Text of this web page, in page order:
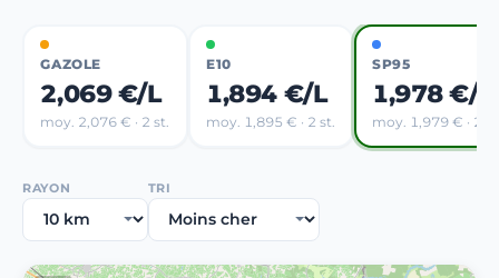
GAZOLE
2,069 €/L
moy. 2,076 € · 2 st.
E10
1,894 €/L
moy. 1,895 € · 2 st.
SP95
1,978 €/L
moy. 1,979 € · 2
RAYON TRI